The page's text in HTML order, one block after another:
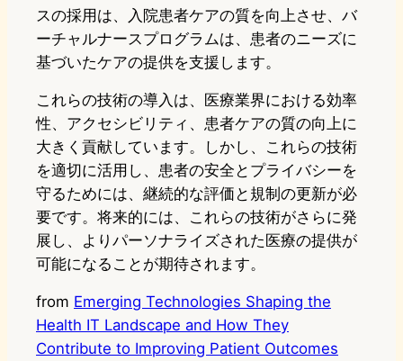
スの採用は、入院患者ケアの質を向上させ、バ
ーチャルナースプログラムは、患者のニーズに
基づいたケアの提供を支援します。
これらの技術の導入は、医療業界における効率
性、アクセシビリティ、患者ケアの質の向上に
大きく貢献しています。しかし、これらの技術
を適切に活用し、患者の安全とプライバシーを
守るためには、継続的な評価と規制の更新が必
要です。将来的には、これらの技術がさらに発
展し、よりパーソナライズされた医療の提供が
可能になることが期待されます。
from Emerging Technologies Shaping the
Health IT Landscape and How They
Contribute to Improving Patient Outcomes